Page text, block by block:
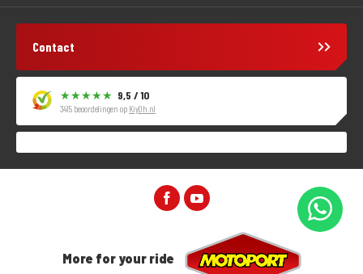
Contact
9,5 / 10
3415 beoordelingen op KiyOh.nl
More for your ride